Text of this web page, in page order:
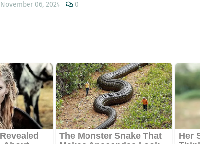
November 06, 2024 0